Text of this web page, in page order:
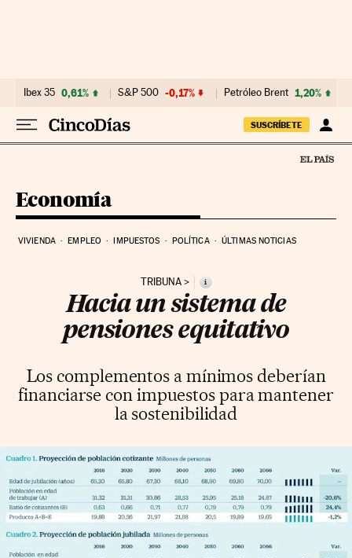
Ibex 35 0,61% S&P 500 -0,17% Petróleo Brent 1,20%
SUSCRÍBETE
Economía
VIVIENDA EMPLEO IMPUESTOS POLÍTICA ÚLTIMAS NOTICIAS
TRIBUNA i
Hacia un sistema de
pensiones equitativo
Los complementos a mínimos deberían
financiarse con impuestos para mantener
la sostenibilidad